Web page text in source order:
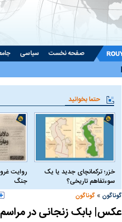
صفحه نخست سیاسی
حتما بخوانید
خزر؛ ترکمانچای جدید یا یک
سوءتفاهم تاریخی؟
روایت
جنگ
گوناگون » گوناگون
عکس| بابک زنجانی در